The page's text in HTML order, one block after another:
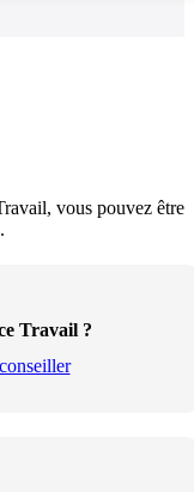
vous pouvez être
Travail ?